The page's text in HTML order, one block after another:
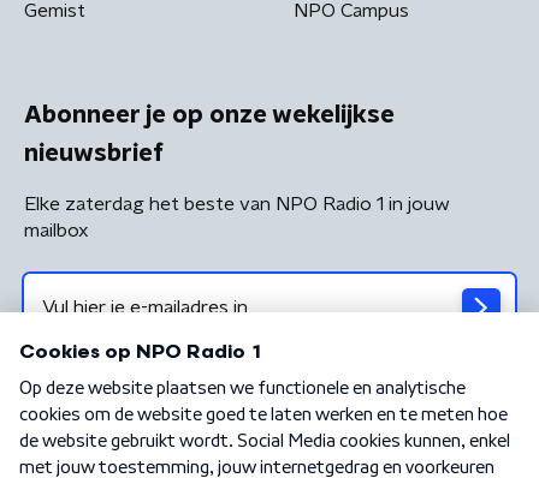
Gemist NPO Campus
Abonneer je op onze wekelijkse
nieuwsbrief
Elke zaterdag het beste van NPO Radio 1 in jouw
mailbox
Algemene voorwaarden Privacybeleid